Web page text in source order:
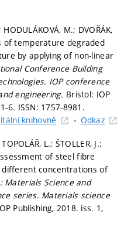
HODULÁKOVÁ, M.; DVOŘÁK,
of temperature degraded
by applying of non-linear
Conference Building
IOP conference
engineering. Bristol: IOP
6. ISSN: 1757-8981.
knihovně Odkaz
L.; ŠTOLLER, J.;
of steel fibre
concentrations of
Materials Science and
series. Materials science
Publishing, 2018. iss. 1,